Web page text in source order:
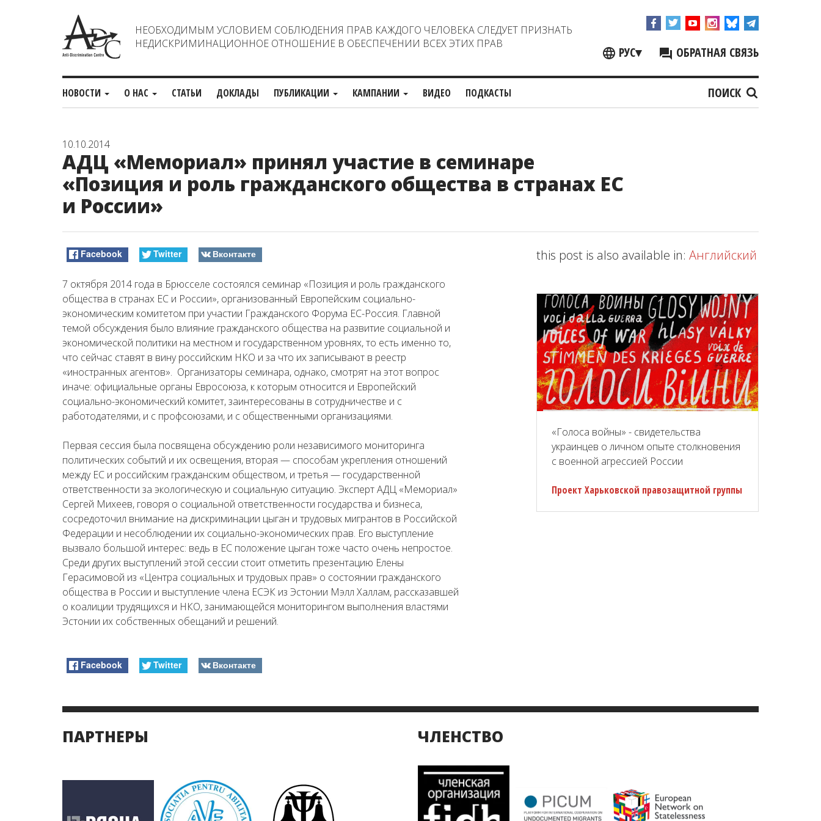
НЕОБХОДИМЫМ УСЛОВИЕМ СОБЛЮДЕНИЯ ПРАВ КАЖДОГО ЧЕЛОВЕКА СЛЕДУЕТ ПРИЗНАТЬ
НЕДИСКРИМИНАЦИОННОЕ ОТНОШЕНИЕ В ОБЕСПЕЧЕНИИ ВСЕХ ЭТИХ ПРАВ
РУС▾ ОБРАТНАЯ СВЯЗЬ
НОВОСТИ О НАС СТАТЬИ ДОКЛАДЫ ПУБЛИКАЦИИ КАМПАНИИ ВИДЕО ПОДКАСТЫ ПОИСК
10.10.2014
АДЦ «Мемориал» принял участие в семинаре
«Позиция и роль гражданского общества в странах ЕС
и России»
Facebook Twitter Вконтакте
7 октября 2014 года в Брюсселе состоялся семинар «Позиция и роль гражданского
общества в странах ЕС и России», организованный Европейским социально-
экономическим комитетом при участии Гражданского Форума ЕС-Россия. Главной
темой обсуждения было влияние гражданского общества на развитие социальной и
экономической политики на местном и государственном уровнях, то есть именно то,
что сейчас ставят в вину российским НКО и за что их записывают в реестр
«иностранных агентов». Организаторы семинара, однако, смотрят на этот вопрос
иначе: официальные органы Евросоюза, к которым относится и Европейский
социально-экономический комитет, заинтересованы в сотрудничестве и с
работодателями, и с профсоюзами, и с общественными организациями.
Первая сессия была посвящена обсуждению роли независимого мониторинга
политических событий и их освещения, вторая — способам укрепления отношений
между ЕС и российским гражданским обществом, и третья — государственной
ответственности за экологическую и социальную ситуацию. Эксперт АДЦ «Мемориал»
Сергей Михеев, говоря о социальной ответственности государства и бизнеса,
сосредоточил внимание на дискриминации цыган и трудовых мигрантов в Российской
Федерации и несоблюдении их социально-экономических прав. Его выступление
вызвало большой интерес: ведь в ЕС положение цыган тоже часто очень непростое.
Среди других выступлений этой сессии стоит отметить презентацию Елены
Герасимовой из «Центра социальных и трудовых прав» о состоянии гражданского
общества в России и выступление члена ЕСЭК из Эстонии Мэлл Халлам, рассказавшей
о коалиции трудящихся и НКО, занимающейся мониторингом выполнения властями
Эстонии их собственных обещаний и решений.
Facebook Twitter Вконтакте
this post is also available in: Английский
«Голоса войны» - свидетельства
украинцев о личном опыте столкновения
с военной агрессией России
Проект Харьковской правозащитной группы
ПАРТНЕРЫ ЧЛЕНСТВО